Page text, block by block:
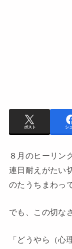
ポスト シ
８月のヒーリン
連日耐えがたい
のたうちまわっ
でも、この切な
「どうやら（心